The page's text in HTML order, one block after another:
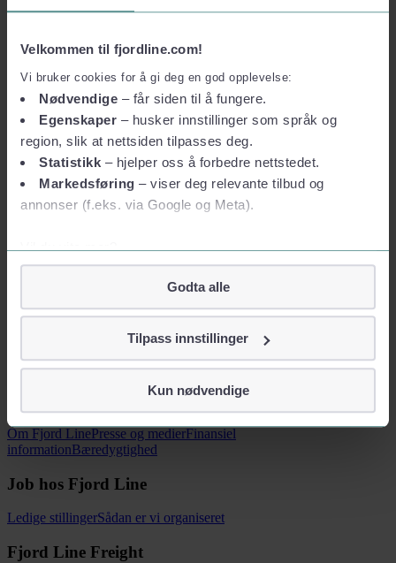
Velkommen til fjordline.com!
Vi bruker cookies for å gi deg en god opplevelse:
Nødvendige – får siden til å fungere.
Egenskaper – husker innstillinger som språk og
region, slik at nettsiden tilpasses deg.
Statistikk – hjelper oss å forbedre nettstedet.
Markedsføring – viser deg relevante tilbud og
annonser (f.eks. via Google og Meta).
Vil du vite mer?
Om informasjonskapsler
Googles retningslinjer for personvern
Vi tar ditt personvern på alvor
identifiserer deg, som navn eller telefonnummer.
Godta alle
Tilpass innstillinger
Kun nødvendige
Kyrre Andresen
kyrre.andresen@fjordline.com
Telefon+47 901 10 700
Mere om Fjord Line
Om Fjord LinePresse og medierFinansiel
informationBæredygtighed
Job hos Fjord Line
Ledige stillingerSådan er vi organiseret
Fjord Line Freight